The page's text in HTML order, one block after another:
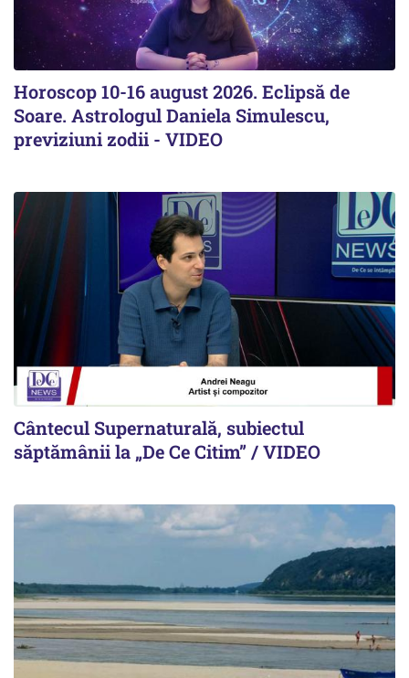
Horoscop 10-16 august 2026. Eclipsă de
Soare. Astrologul Daniela Simulescu,
previziuni zodii - VIDEO
Cântecul Supernaturală, subiectul
săptămânii la „De Ce Citim” / VIDEO